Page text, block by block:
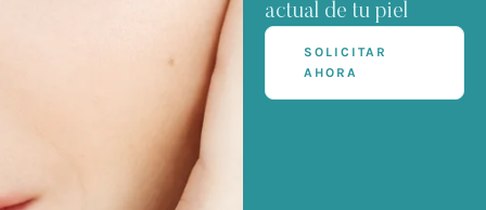
actual de tu piel
SOLICITAR
AHORA